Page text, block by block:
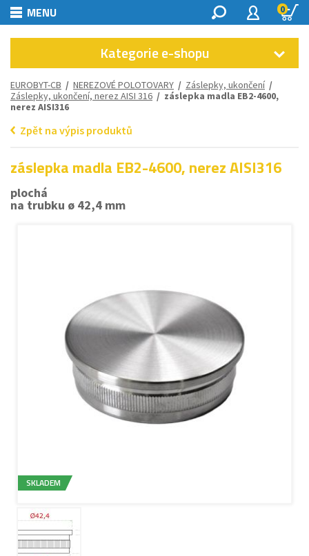
MENU 0
Kategorie e-shopu
EUROBYT-CB / NEREZOVÉ POLOTOVARY / Záslepky, ukončení/
Záslepky, ukončení, nerez AISI 316 / záslepka madla EB2-4600,
nerez AISI316
Zpět na výpis produktů
záslepka madla EB2-4600, nerez AISI316
plochá
na trubku ø 42,4 mm
SKLADEM